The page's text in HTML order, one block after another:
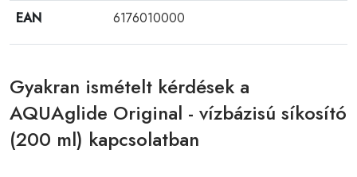
EAN 6176010000
Gyakran ismételt kérdések a
AQUAglide Original - vízbázisú síkosító
(200 ml) kapcsolatban